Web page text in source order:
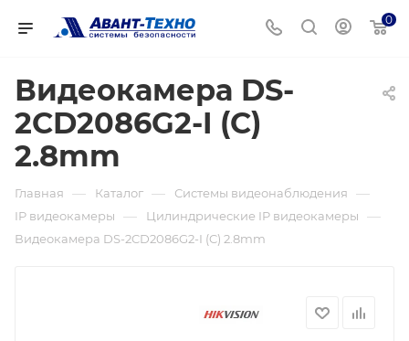
0
Видеокамера DS-
2CD2086G2-I (C)
2.8mm
Главная — Каталог — Системы видеонаблюдения —
IP видеокамеры — Цилиндрические IP видеокамеры —
Видеокамера DS-2CD2086G2-I (C) 2.8mm